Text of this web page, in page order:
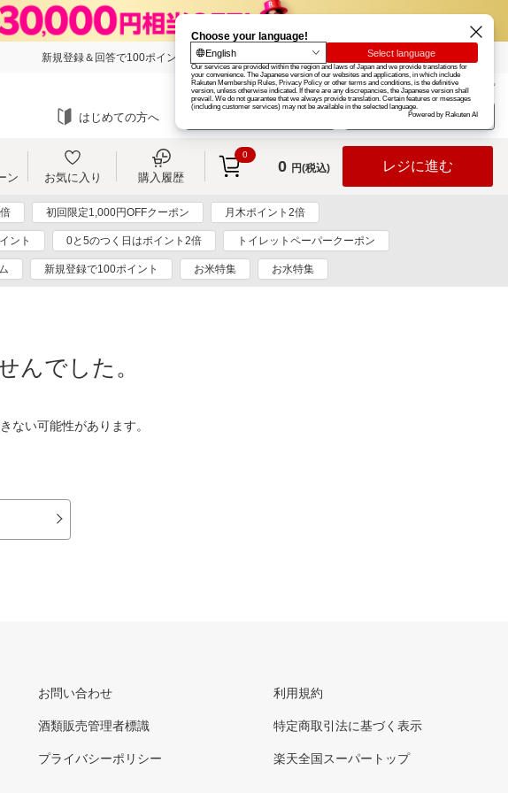
新規登録＆回答で100ポイント! 楽天グループ カード
お知らせ ヘルプ
はじめての方へ ログイン
ン お気に入り 購入履歴
0
0 円(税込) レジに進む
初回限定1,000円OFFクーポン 月木ポイント2倍
ント 0と5のつく日はポイント2倍 トイレットペーパークーポン
新規登録で100ポイント お米特集 お水特集
んでした。
ない可能性があります。
お問い合わせ
酒類販売管理者標識
プライバシーポリシー
利用規約
特定商取引法に基づく表示
楽天全国スーパートップ